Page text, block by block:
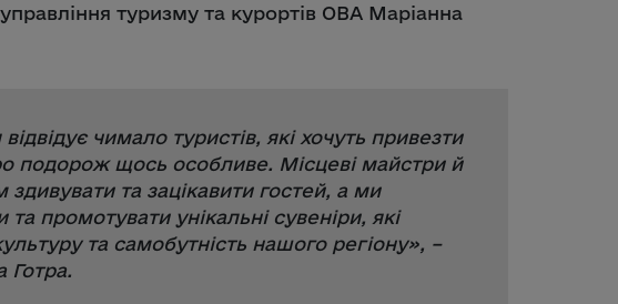
туризму та курортів ОВА Маріанна
чимало туристів, які хочуть привезти
подорож щось особливе. Місцеві майстри й
та зацікавити гостей, а ми
промотувати унікальні сувеніри, які
та самобутність нашого регіону», –
Готра.